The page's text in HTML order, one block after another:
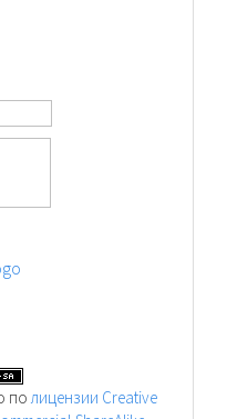
по лицензии Creative